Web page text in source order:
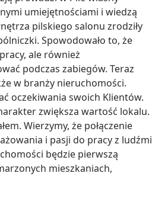
umiejętnościami i wiedzą
pilskiego salonu zrodziły
Spowodowało to, że
ale również
podczas zabiegów. Teraz
w branży nieruchomości.
oczekiwania swoich Klientów.
zwiększa wartość lokalu.
Wierzymy, że połączenie
i pasji do pracy z ludźmi
będzie pierwszą
mieszkaniach,